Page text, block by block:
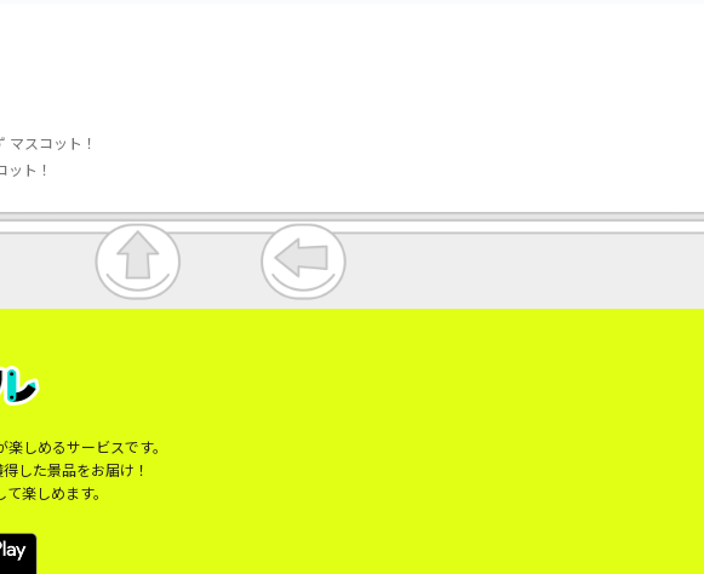
マスコット！
ト！
しめるサービスです。
した景品をお届け！
楽しめます。